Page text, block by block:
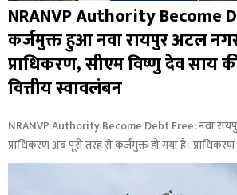
NRANVP Authority Become
कर्जमुक्त हुआ नवा रायपुर अटल
प्राधिकरण, सीएम विष्णु देव साय
वित्तीय स्वावलंबन
NRANVP Authority Become Debt Free: नवा
प्राधिकरण अब पूरी तरह से कर्जमुक्त हो गया है।